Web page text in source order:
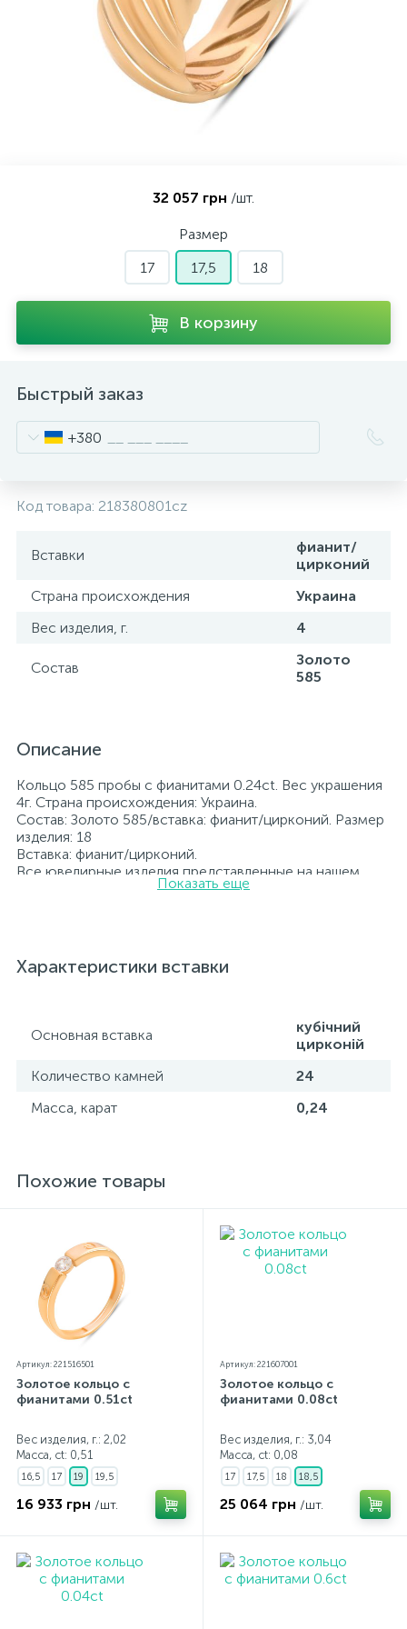
32 057 грн /шт.
Размер
17
17,5 18
В корзину
Быстрый заказ
+380
Код товара: 218380801cz
Вставки
фианит/
цирконий
Страна происхождения
Украина
Вес изделия, г.
4
Состав
Золото
585
Описание
Кольцо 585 пробы с фианитами 0.24ct. Вес украшения
4г. Страна происхождения: Украина.
Состав: Золото 585/вставка: фианит/цирконий. Размер
изделия: 18
Вставка: фианит/цирконий.
Все ювелирные изделия представленные на нашем
сайте прошли внутренний контроль качества, а также
прилагаются бирка с указанием всех
параметров.*Цвета изделий на сайте могут
Показать еще
Характеристики вставки
Основная вставка
кубічний
цирконій
Количество камней
24
Масса, карат
0,24
Похожие товары
Артикул: 221516501
Золотое кольцо с
фианитами 0.51ct
Вес изделия, г.: 2,02
Масса, ct: 0,51
16,5 17 19 19,5
16 933 грн /шт.
Артикул: 221607001
Золотое кольцо с
фианитами 0.08ct
Вес изделия, г.: 3,04
Масса, ct: 0,08
17 17,5 18 18,5
25 064 грн /шт.
Серебряные колье
Серебряные цепочки
Серебряные сувениры